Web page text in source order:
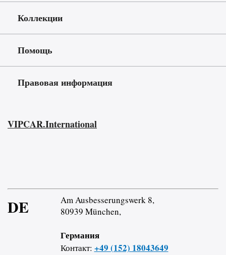
Коллекции
Помощь
Правовая информация
VIPCAR.International
DE
Am Ausbesserungswerk 8,
80939 München,
Германия
Контакт: +49 (152) 18043649